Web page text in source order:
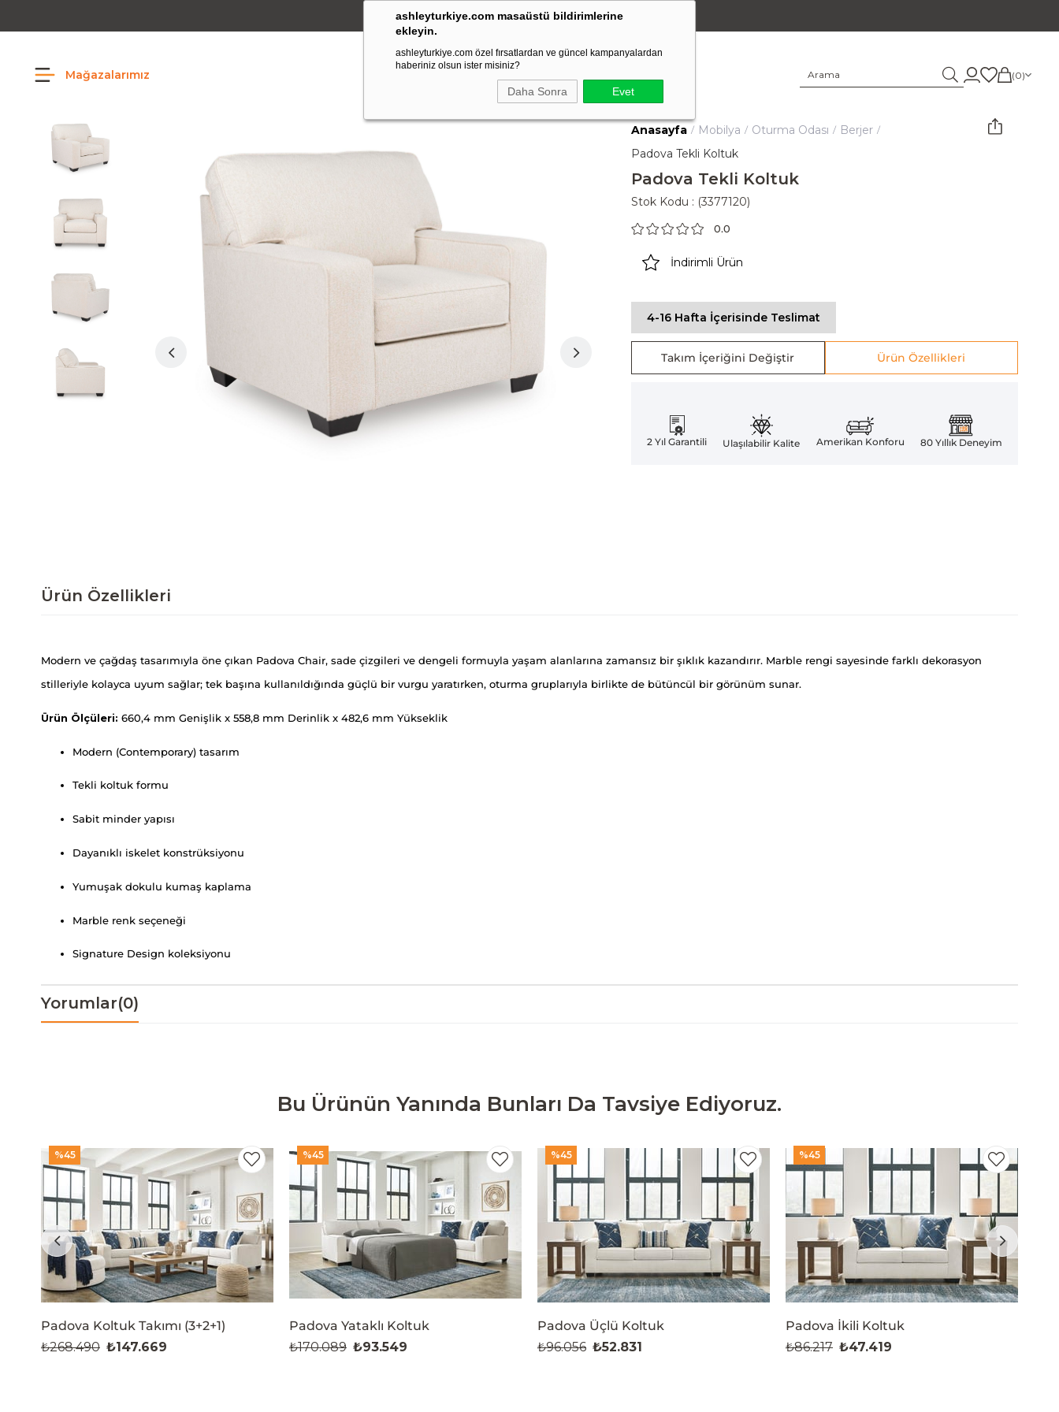
ashleyturkiye.com masaüstü bildirimlerine
ekleyin.
ashleyturkiye.com özel fırsatlardan ve güncel kampanyalardan
haberiniz olsun ister misiniz?
Daha Sonra Evet
Amerikan Stili Ergonomik Tasarım
Mağazalarımız 0
Anasayfa Mobilya Oturma Odası
Berjer
Padova Tekli Koltuk
Padova Tekli Koltuk
Stok Kodu (3377120)
0.0
İndirimli Ürün
4-16 Hafta İçerisinde Teslimat
Takım İçeriğini Değiştir Ürün Özellikleri
2 Yıl Garantili Ulaşılabilir Kalite Amerikan Konforu 80 Yıllık Deneyim
Ürün Özellikleri
Modern ve çağdaş tasarımıyla öne çıkan Padova Chair, sade çizgileri ve dengeli formuyla yaşam alanlarına zamansız bir şıklık kazandırır. Marble rengi sayesinde farklı dekorasyon
stilleriyle kolayca uyum sağlar; tek başına kullanıldığında güçlü bir vurgu yaratırken, oturma gruplarıyla birlikte de bütüncül bir görünüm sunar.
Ürün Ölçüleri: 660,4 mm Genişlik x 558,8 mm Derinlik x 482,6 mm Yükseklik
Modern (Contemporary) tasarım
Tekli koltuk formu
Sabit minder yapısı
Dayanıklı iskelet konstrüksiyonu
Yumuşak dokulu kumaş kaplama
Marble renk seçeneği
Signature Design koleksiyonu
Yorumlar(0)
Bu Ürünün Yanında Bunları Da Tavsiye Ediyoruz.
Padova Koltuk Takımı (3+2+1)
₺147.669
₺268.490
%45
Padova Yataklı Koltuk
₺93.549
₺170.089
%45
Padova Üçlü Koltuk
₺52.831
₺96.056
%45
Padova İkili Koltuk
₺47.419
₺86.217
%45